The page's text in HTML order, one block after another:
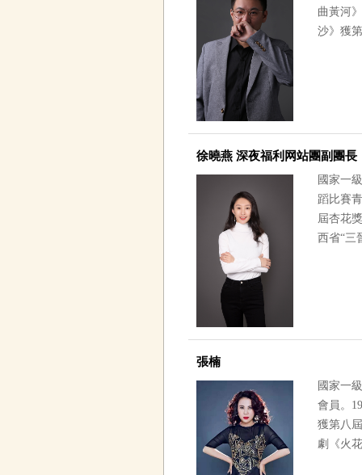
曲黃河
沙》獲
徐曉燕 深夜福利网站團副團長
國家一
蹈比賽
屆杏花
西省“三
張楠
國家一級
會員
獲第八屆
劇《火